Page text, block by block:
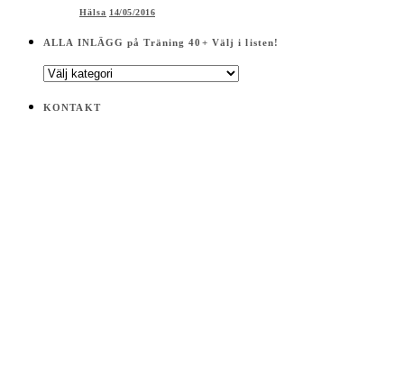
Hälsa 14/05/2016
ALLA INLÄGG på Träning 40+ Välj i listen!
ALLA
på
KONTAKT